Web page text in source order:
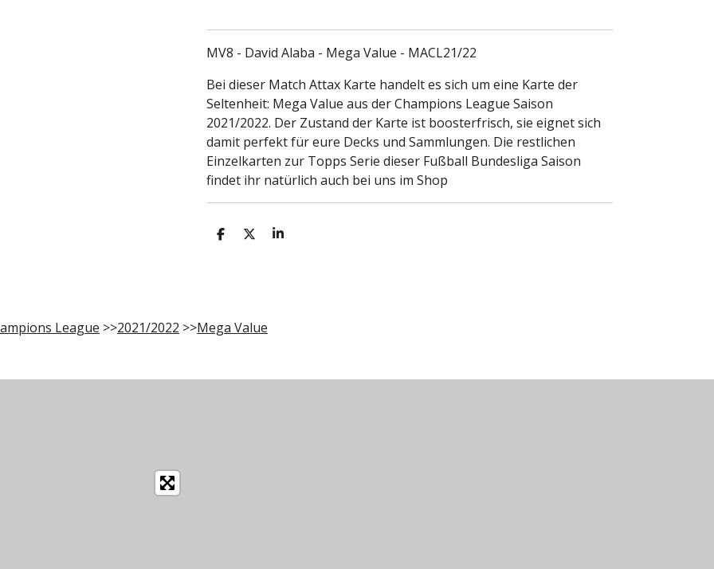
MV8 - David Alaba - Mega Value - MACL21/22
Bei dieser Match Attax Karte handelt es sich um eine Karte der
Seltenheit: Mega Value aus der Champions League Saison
2021/2022. Der Zustand der Karte ist boosterfrisch, sie eignet sich
damit perfekt für eure Decks und Sammlungen. Die restlichen
Einzelkarten zur Topps Serie dieser Fußball Bundesliga Saison
findet ihr natürlich auch bei uns im Shop
T
T
T
League >>2021/2022 >>Mega Value